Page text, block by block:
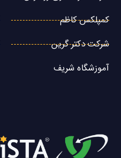
کمپلکس کاظم
شرکت دکتر گرین
آموزشگاه شریف